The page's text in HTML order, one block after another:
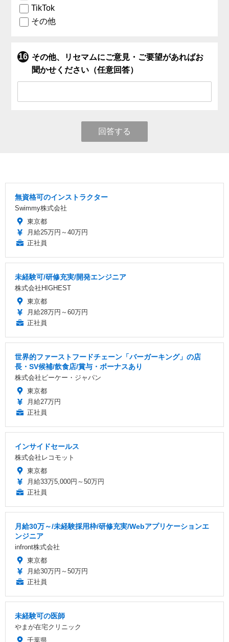
TikTok
その他
その他、リセマムにご意見・ご要望があればお
聞かせください（任意回答）
回答する
無資格可のインストラクター
Swimmy株式会社
東京都
月給25万円～40万円
正社員
未経験可/研修充実/開発エンジニア
株式会社HIGHEST
東京都
月給28万円～60万円
正社員
世界的ファーストフードチェーン「バーガーキング」の店
長・SV候補/飲食店/賞与・ボーナスあり
株式会社ビーケー・ジャパン
東京都
月給27万円
正社員
インサイドセールス
株式会社レコモット
東京都
月給33万5,000円～50万円
正社員
月給30万～/未経験採用枠/研修充実/Webアプリケーションエ
ンジニア
infront株式会社
東京都
月給30万円～50万円
正社員
未経験可の医師
やまが在宅クリニック
千葉県